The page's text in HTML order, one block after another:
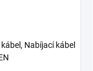
Nabíjací kábel